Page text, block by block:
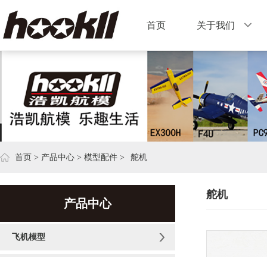
首页 关于我们
首页 > 产品中心 > 模型配件 > 舵机
产品中心
飞机模型
舵机